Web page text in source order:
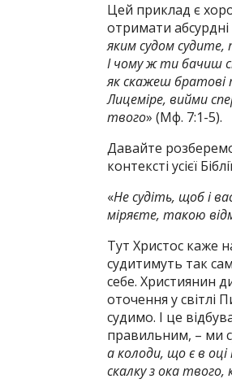
Цей приклад є
отримати
яким судом судите,
І чому ж ти бачиш
як скажеш братові
Лицеміре, вийми
твого» (Мф. 7:1-5).
Давайте
контексті усієї
«Не судіть, щоб і
міряєте, такою
Тут Христос каже
судитимуть так
себе. Християнин
оточення у світлі
судимо. І це
правильним, – ми
а колоди, що є в
скалку з ока твого,